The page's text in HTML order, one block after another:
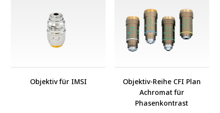
Objektiv für IMSI
Objektiv-Reihe CFI Plan
Achromat für
Phasenkontrast